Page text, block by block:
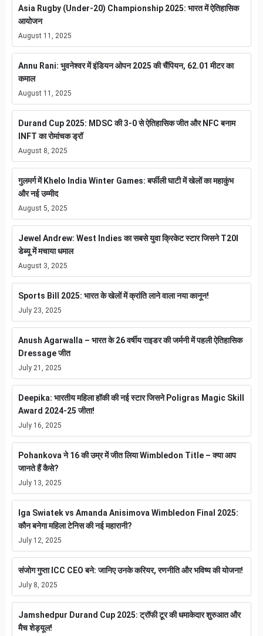
Asia Rugby (Under-20) Championship 2025: भारत में ऐतिहासिक
आयोजन
August 11, 2025
Annu Rani: भुवनेश्वर में इंडियन ओपन 2025 की चैंपियन, 62.01 मीटर का
कमाल
August 11, 2025
Durand Cup 2025: MDSC की 3-0 से ऐतिहासिक जीत और NFC बनाम
INFT का रोमांचक ड्रॉ
August 8, 2025
गुलमर्ग में Khelo India Winter Games: बर्फीली घाटी में खेलों का महाकुंभ
और नई उम्मीद
August 5, 2025
Jewel Andrew: West Indies का सबसे युवा क्रिकेट स्टार जिसने T20I
डेब्यू में मचाया धमाल
August 3, 2025
Sports Bill 2025: भारत के खेलों में क्रांति लाने वाला नया कानून!
July 23, 2025
Anush Agarwalla – भारत के 26 वर्षीय राइडर की जर्मनी में पहली ऐतिहासिक
Dressage जीत
July 21, 2025
Deepika: भारतीय महिला हॉकी की नई स्टार जिसने Poligras Magic Skill
Award 2024-25 जीता!
July 16, 2025
Pohankova ने 16 की उम्र में जीत लिया Wimbledon Title – क्या आप
जानते हैं कैसे?
July 13, 2025
Iga Swiatek vs Amanda Anisimova Wimbledon Final 2025:
कौन बनेगा महिला टेनिस की नई महारानी?
July 12, 2025
संजोग गुप्ता ICC CEO बने: जानिए उनके करियर, रणनीति और भविष्य की योजना!
July 8, 2025
Jamshedpur Durand Cup 2025: ट्रॉफी टूर की धमाकेदार शुरुआत और
मैच शेड्यूल!